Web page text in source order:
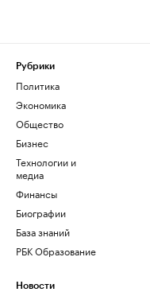
Рубрики
Политика
Экономика
Общество
Бизнес
Технологии и
медиа
Финансы
Биографии
База знаний
РБК Образование
Новости